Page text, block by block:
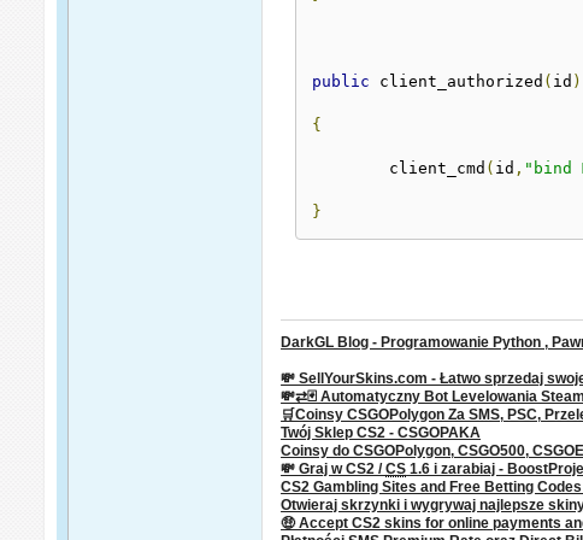
public client_authorized ( id )
{
	client_cmd
( id , "bind
}
DarkGL Blog - Programowanie Python ,
💸 SellYourSkins.com - Łatwo sprzedaj
💸⇄🃏 Automatyczny Bot Levelowania
🛒Coinsy CSGOPolygon Za SMS, PSC,
Twój Sklep CS2 - CSGOPAKA
Coinsy do CSGOPolygon, CSGO500,
💸 Graj w CS2 /CS 1.6 i zarabiaj -
CS2 Gambling Sites and Free Betting
Otwieraj skrzynki i wygrywaj najlepsze
🤑 Accept CS2 skins for online payments